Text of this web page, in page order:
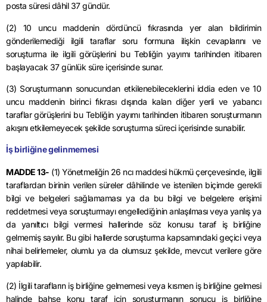
posta süresi dâhil 37 gündür.
(2) 10 uncu maddenin dördüncü fıkrasında yer alan bildirimin
gönderilemediği ilgili taraflar soru formuna ilişkin cevaplarını ve
soruşturma ile ilgili görüşlerini bu Tebliğin yayımı tarihinden itibaren
başlayacak 37 günlük süre içerisinde sunar.
(3) Soruşturmanın sonucundan etkilenebileceklerini iddia eden ve 10
uncu maddenin birinci fıkrası dışında kalan diğer yerli ve yabancı
taraflar görüşlerini bu Tebliğin yayımı tarihinden itibaren soruşturmanın
akışını etkilemeyecek şekilde soruşturma süreci içerisinde sunabilir.
İş birliğine gelinmemesi
MADDE 13- (1) Yönetmeliğin 26 ncı maddesi hükmü çerçevesinde, ilgili
taraflardan birinin verilen süreler dâhilinde ve istenilen biçimde gerekli
bilgi ve belgeleri sağlamaması ya da bu bilgi ve belgelere erişimi
reddetmesi veya soruşturmayı engellediğinin anlaşılması veya yanlış ya
da yanıltıcı bilgi vermesi hallerinde söz konusu taraf iş birliğine
gelmemiş sayılır. Bu gibi hallerde soruşturma kapsamındaki geçici veya
nihai belirlemeler, olumlu ya da olumsuz şekilde, mevcut verilere göre
yapılabilir.
(2) İlgili tarafların iş birliğine gelmemesi veya kısmen iş birliğine gelmesi
halinde bahse konu taraf için soruşturmanın sonucu iş birliğine